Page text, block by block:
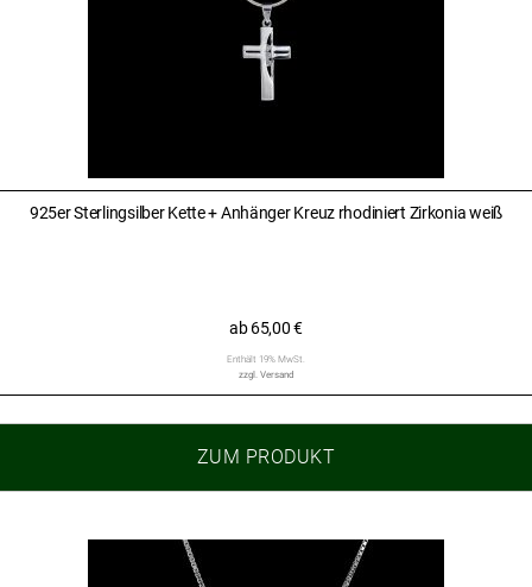
925er Sterlingsilber Kette + Anhänger Kreuz rhodiniert Zirkonia weiß
ab65,00€
Enthält 19% MwSt.
zzgl. Versand
ZUM PRODUKT